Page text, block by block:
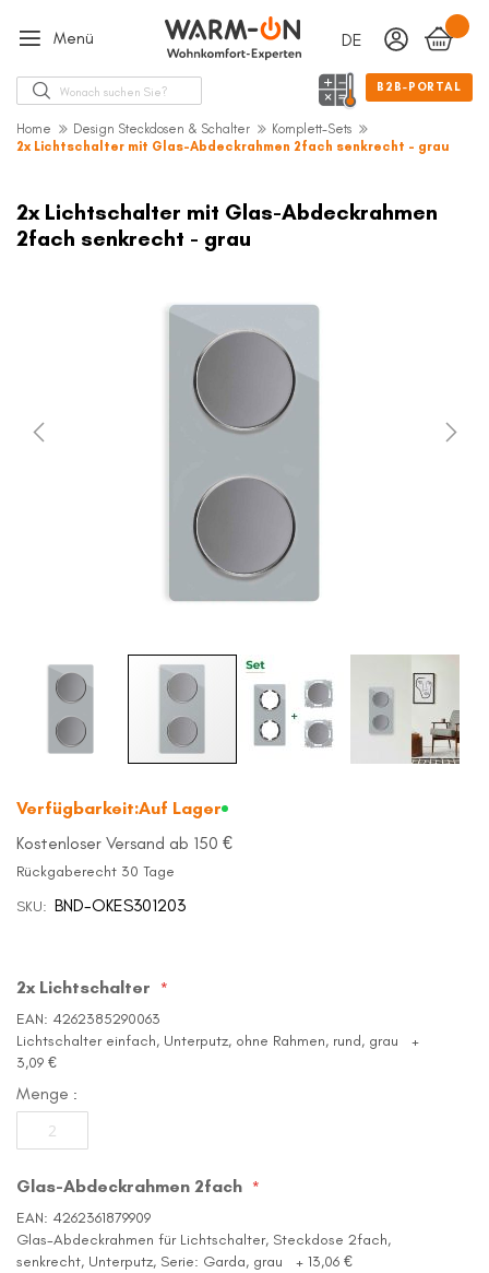
Menü
Suche
Sprache
DEUTSCH
B2B-PORTAL
Home Design Steckdosen & Schalter
Komplett-Sets
2x Lichtschalter mit Glas-Abdeckrahmen 2fach senkrecht - grau
der
Bildergalerie
2x Lichtschalter mit Glas-Abdeckrahmen
2fach senkrecht - grau
der
Bildergalerie
Verfügbarkeit:Auf Lager
Kostenloser Versand ab 150 €
Rückgaberecht 30 Tage
SKU
BND-OKES301203
2x Lichtschalter
EAN: 4262385290063
Lichtschalter einfach, Unterputz, ohne Rahmen, rund, grau
+
3,09 €
Menge
Glas-Abdeckrahmen 2fach
EAN: 4262361879909
Glas-Abdeckrahmen für Lichtschalter, Steckdose 2fach,
senkrecht, Unterputz, Serie: Garda, grau
+ 13,06 €